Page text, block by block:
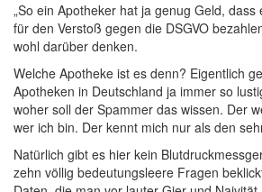
„So ein Apotheker hat ja genug Geld,
für den Verstoß gegen die DSGVO
wohl darüber denken.
Welche Apotheke ist es denn? Eigentlich
Apotheken in Deutschland ja immer so
woher soll der Spammer das wissen. Der
wer ich bin. Der kennt mich nur als den
Natürlich gibt es hier kein
zehn völlig bedeutungsleere Fragen